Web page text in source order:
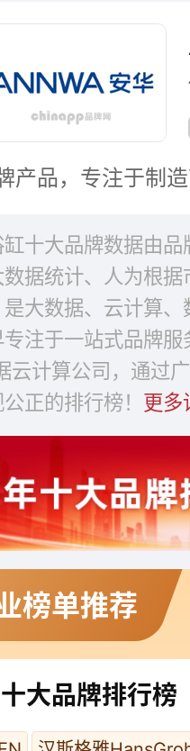
缸十大品牌数据由
据统计、人为根
大数据、云计算
注于一站式品牌
云计算公司，通过
正的排行榜！ 更多
榜单推荐
大品牌排行榜